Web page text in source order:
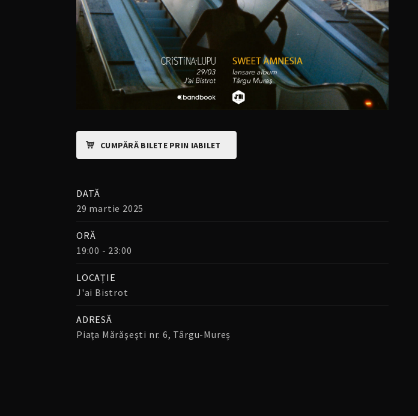
CUMPĂRĂ BILETE PRIN IABILET
DATĂ
29 martie 2025
ORĂ
19:00 - 23:00
LOCAȚIE
J'ai Bistrot
ADRESĂ
Piaţa Mărăşeşti nr. 6, Târgu-Mureș